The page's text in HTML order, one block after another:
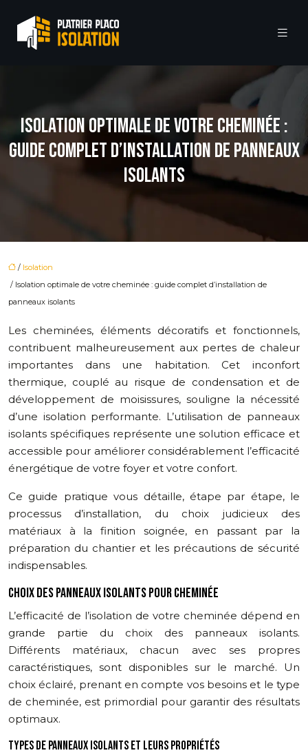
ISOLATION OPTIMALE DE VOTRE CHEMINÉE :
GUIDE COMPLET D’INSTALLATION DE PANNEAUX
ISOLANTS
/ Isolation
/ Isolation optimale de votre cheminée : guide complet d’installation de
panneaux isolants
Les cheminées, éléments décoratifs et fonctionnels,
contribuent malheureusement aux pertes de chaleur
importantes dans une habitation. Cet inconfort
thermique, couplé au risque de condensation et de
développement de moisissures, souligne la nécessité
d’une isolation performante. L’utilisation de panneaux
isolants spécifiques représente une solution efficace et
accessible pour améliorer considérablement l’efficacité
énergétique de votre foyer et votre confort.
Ce guide pratique vous détaille, étape par étape, le
processus d’installation, du choix judicieux des
matériaux à la finition soignée, en passant par la
préparation du chantier et les précautions de sécurité
indispensables.
CHOIX DES PANNEAUX ISOLANTS POUR CHEMINÉE
L’efficacité de l’isolation de votre cheminée dépend en
grande partie du choix des panneaux isolants.
Différents matériaux, chacun avec ses propres
caractéristiques, sont disponibles sur le marché. Un
choix éclairé, prenant en compte vos besoins et le type
de cheminée, est primordial pour garantir des résultats
optimaux.
TYPES DE PANNEAUX ISOLANTS ET LEURS PROPRIÉTÉS